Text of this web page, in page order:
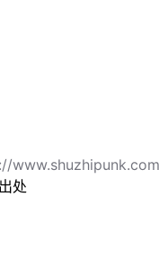
处